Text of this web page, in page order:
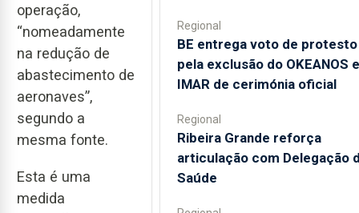
operação,
“nomeadamente
na redução de
abastecimento de
aeronaves”,
segundo a
mesma fonte.
Esta é uma
medida
Regional
BE entrega voto de protesto
pela exclusão do OKEANOS e
IMAR de cerimónia oficial
Regional
Ribeira Grande reforça
articulação com Delegação
Saúde